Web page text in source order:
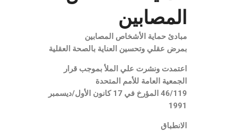
المصابين
مبادئ حماية الأشخاص المصابين
بمرض عقلي وتحسين العناية بالصحة العقلية
اعتمدت ونشرت علي الملأ بموجب قرار
الجمعية العامة للأمم المتحدة
46/119 المؤرخ في 17 كانون الأول/ديسمبر
1991
الانطباق